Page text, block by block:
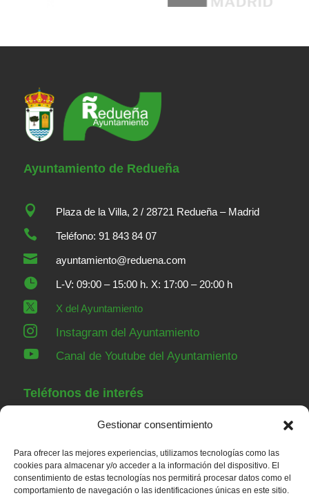
Gestionar consentimiento
Para ofrecer las mejores experiencias, utilizamos tecnologías como las
cookies para almacenar y/o acceder a la información del dispositivo. El
consentimiento de estas tecnologías nos permitirá procesar datos como el
comportamiento de navegación o las identificaciones únicas en este sitio.
Ayuntamiento de Redueña
 Plaza de la Villa, 2 / 28721 Redueña – Madrid
 Teléfono: 91 843 84 07
 ayuntamiento@reduena.com
 L-V: 09:00 – 15:00 h. X: 17:00 – 20:00 h
 X del Ayuntamiento
 Instagram del Ayuntamiento
 Canal de Youtube del Ayuntamiento
Teléfonos de interés
91 843 00 36Guardia Civil Torrelaguna
91 843 82 52Casa de Niños